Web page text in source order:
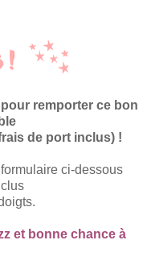
remporter ce bon
de port inclus)!
ci-dessous
et bonne chance à